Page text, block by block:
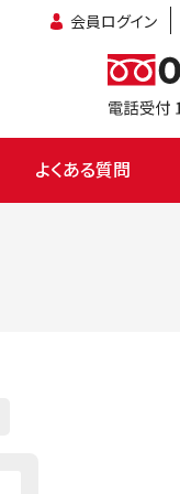
会員ログイン
よくある質問